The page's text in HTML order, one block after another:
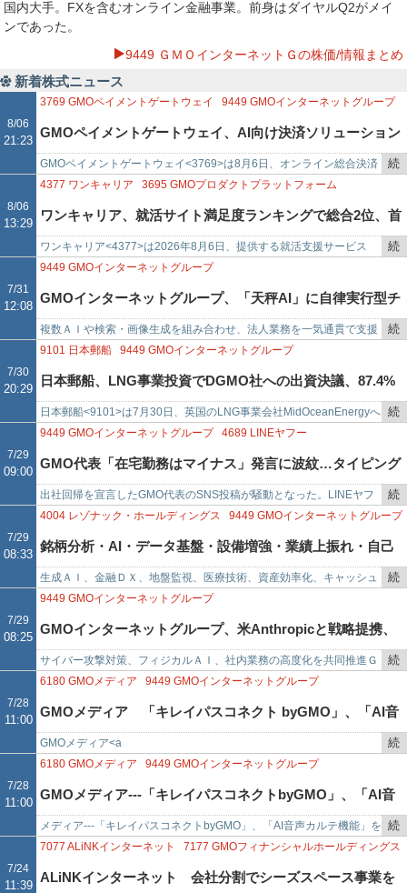
国内大手。FXを含むオンライン金融事業。前身はダイヤルQ2がメイ
ンであった。
9449 ＧＭＯインターネットＧの株価/情報まとめ
新着株式ニュース
8/06
21:23
3769 GMOペイメントゲートウェイ 9449 GMOインターネットグループ
GMOペイメントゲートウェイ、AI向け決済ソリューション
構築、UCP仕様採用
GMOペイメントゲートウェイ<3769>は8月6日、オンライン総合決済
サービス「PGマルチペイメントサービス」において、
続
記
事
8/06
13:29
4377 ワンキャリア 3695 GMOプロダクトプラットフォーム
ワンキャリア、就活サイト満足度ランキングで総合2位、首
都圏・日系大手企業志望では1位
ワンキャリア<4377>は2026年8月6日、提供する就活支援サービス
「ワンキャリア」がGMOリサーチ&AI株式会社実施の「2026年GMO
続
記
事
7/31
12:08
9449 GMOインターネットグループ
GMOインターネットグループ、「天秤AI」に自律実行型チ
ャット、計画から成果物作成まで自動化
複数ＡＩや検索・画像生成を組み合わせ、法人業務を一気通貫で支援
ＧＭＯインターネットグループ＜９４４９＞（東証プライム）傘下の
続
記
事
7/30
20:29
9101 日本郵船 9449 GMOインターネットグループ
日本郵船、LNG事業投資でDGMO社への出資決議、87.4%
取得予定
日本郵船<9101>は7月30日、英国のLNG事業会社MidOceanEnergyへ
の出資参画を決議した。これに伴い、同社は米国の機関投資会社
続
記
事
で
7/29
09:00
9449 GMOインターネットグループ 4689 LINEヤフー
GMO代表「在宅勤務はマイナス」発言に波紋…タイピング
数でも生産性でもない、組織を壊す〈本当の敵〉の正体
出社回帰を宣言したGMO代表のSNS投稿が騒動となった。LINEヤフ
ーやアクセンチュアなど、リモート勤務を推奨してきた大手企業が、
続
き
記
事
7/29
08:33
4004 レゾナック・ホールディングス 9449 GMOインターネットグループ
銘柄分析・AI・データ基盤・設備増強・業績上振れ・自己
株買い・株主優待――成長投資と還元策が相次ぐ
生成ＡＩ、金融ＤＸ、地盤監視、医療技術、資産効率化、キャッシュ
レスなど幅広い分野で事業展開を加速・レゾナック・ホールディング
続
事
7/29
08:25
9449 GMOインターネットグループ
GMOインターネットグループ、米Anthropicと戦略提携、
Claude活用を全社展開
サイバー攻撃対策、フィジカルＡＩ、社内業務の高度化を共同推進Ｇ
ＭＯインターネットグループ＜９４４９＞（東証プライム）は７月２
続
記
事
7/28
11:00
6180 GMOメディア 9449 GMOインターネットグループ
GMOメディア 「キレイパスコネクト byGMO」、「AI音
声カルテ機能」を提供開始
GMOメディア<a
href="https://web.fisco.jp/platform/companies/0618000?fm…
続
記
事
で
7/28
11:00
6180 GMOメディア 9449 GMOインターネットグループ
GMOメディア---「キレイパスコネクトbyGMO」、「AI音
声カルテ機能」を提供開始
メディア---「キレイパスコネクトbyGMO」、「AI音声カルテ機能」を
提供開始GMOメディア<6180>は22日、GMOビューティーが提供する
続
き
記
7/24
11:39
7077 ALiNKインターネット 7177 GMOフィナンシャルホールディングス
ALiNKインターネット 会社分割でシーズスペース事業を